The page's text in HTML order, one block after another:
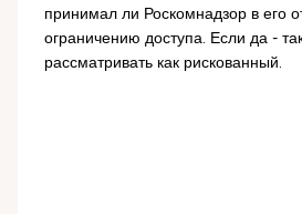
принимал ли Роскомнадзор в его
ограничению доступа. Если да -
рассматривать как рискованный.